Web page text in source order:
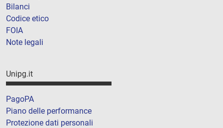
Bilanci
Codice etico
FOIA
Note legali
Unipg.it
PagoPA
Piano delle performance
Protezione dati personali